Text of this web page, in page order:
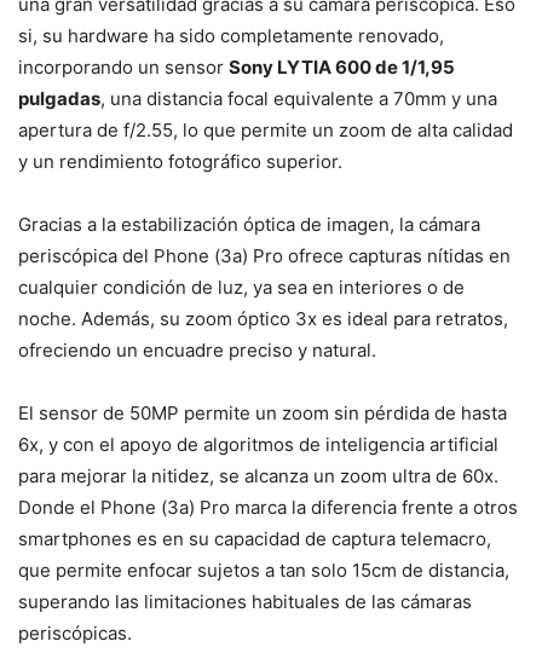
una gran versatilidad gracias a su cámara periscópica. Eso
si, su hardware ha sido completamente renovado,
incorporando un sensor Sony LYTIA 600 de 1/1,95
pulgadas, una distancia focal equivalente a 70mm y una
apertura de f/2.55, lo que permite un zoom de alta calidad
y un rendimiento fotográfico superior.
Gracias a la estabilización óptica de imagen, la cámara
periscópica del Phone (3a) Pro ofrece capturas nítidas en
cualquier condición de luz, ya sea en interiores o de
noche. Además, su zoom óptico 3x es ideal para retratos,
ofreciendo un encuadre preciso y natural.
El sensor de 50MP permite un zoom sin pérdida de hasta
6x, y con el apoyo de algoritmos de inteligencia artificial
para mejorar la nitidez, se alcanza un zoom ultra de 60x.
Donde el Phone (3a) Pro marca la diferencia frente a otros
smartphones es en su capacidad de captura telemacro,
que permite enfocar sujetos a tan solo 15cm de distancia,
superando las limitaciones habituales de las cámaras
periscópicas.